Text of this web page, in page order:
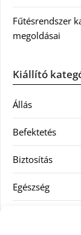
Fűtésrendszer
megoldásai
Kiállító
Állás
Befektetés
Biztosítás
Egészség